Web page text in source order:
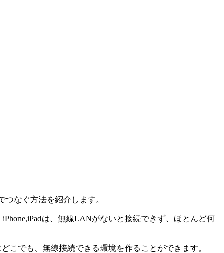
なぐ方法を紹介します。
は、無線LANがないと接続できず、ほとんど何
こでも、無線接続できる環境を作ることができます。